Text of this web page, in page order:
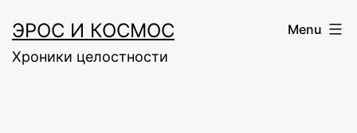
to
content
ЭРОС И КОСМОС
Хроники целостности
Menu